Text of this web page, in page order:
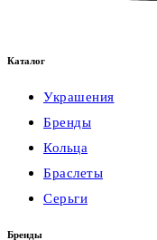
Каталог
Украшения
Бренды
Кольца
Браслеты
Серьги
Бренды